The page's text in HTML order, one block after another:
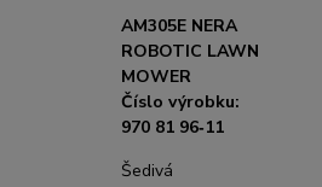
AM305E NERA
ROBOTIC LAWN
MOWER
Číslo výrobku:
970 81 96‑11
Šedivá